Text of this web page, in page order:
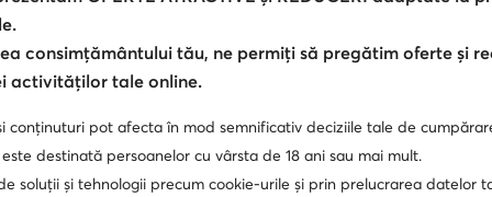
actual
inițial
mic preț255,90 Lei-5%
Cel mai
consimțământului tău, ne permiți să pregătim oferte și
activităților tale online.
conținuturi pot afecta în mod semnificativ deciziile tale de
destinată persoanelor cu vârsta de 18 ani sau mai mult.
soluții și tehnologii precum cookie-urile și prin prelucrarea datelor